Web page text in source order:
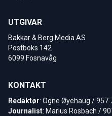
UTGIVAR
Bakkar & Berg Media AS
Postboks 142
6099 Fosnavåg
KONTAKT
Redaktør: Ogne Øyehaug / 957
Journalist: Marius Rosbach /